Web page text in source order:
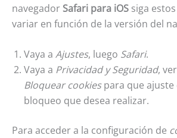
navegador Safari para iOS siga
variar en función de la versión del
Vaya a Ajustes, luego Safari.
Vaya a Privacidad y Seguridad,
Bloquear cookiespara que ajuste
bloqueo que desea realizar.
Para acceder a la configuración de